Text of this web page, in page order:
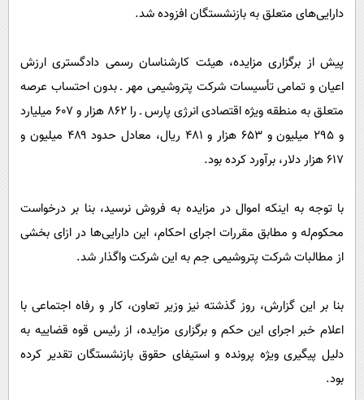
دارایی‌های متعلق به بازنشستگان افزوده شد.
پیش از برگزاری مزایده، هیئت کارشناسان رسمی دادگستری ارزش
اعیان و تمامی تأسیسات شرکت پتروشیمی مهر ـ بدون احتساب عرصه
متعلق به منطقه ویژه اقتصادی انرژی پارس ـ را ۸۶۲ هزار و ۶۰۷ میلیارد
و ۲۹۵ میلیون و ۶۵۳ هزار و ۴۸۱ ریال، معادل حدود ۴۸۹ میلیون و
۶۱۷ هزار دلار، برآورد کرده بود.
با توجه به اینکه اموال در مزایده به فروش نرسید، بنا بر درخواست
محکوم‌له و مطابق مقررات اجرای احکام، این دارایی‌ها در ازای بخشی
از مطالبات شرکت پتروشیمی جم به این شرکت واگذار شد.
بنا بر این گزارش، روز گذشته نیز وزیر تعاون، کار و رفاه اجتماعی با
اعلام خبر اجرای این حکم و برگزاری مزایده، از رئیس قوه قضاییه به
دلیل پیگیری ویژه پرونده و استیفای حقوق بازنشستگان تقدیر کرده
بود.